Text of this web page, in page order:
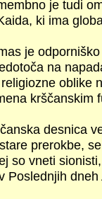
je tudi
ki ima
je
na
oblike
krščanskim
desnica
prerokbe,
so vneti
Poslednjih